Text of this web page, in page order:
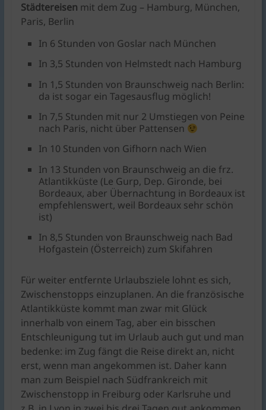
Städtereisen mit dem Zug – Hamburg, München,
Paris, Berlin
In 6 Stunden von Goslar nach München
In 3,5 Stunden von Helmstedt nach Hamburg
In 1,5 Stunden von Braunschweig nach Berlin:
da ist sogar ein Tagesausflug möglich!
In 7,5 Stunden mit nur 2 Umstiegen von Peine
nach Paris, nicht über Pattensen
In 10 Stunden von Gifhorn nach Wien
In 13 Stunden von Braunschweig an die frz.
Atlantikküste (Le Gurp, Dep. Gironde, bei
Bordeaux, aber Übernachtung in Bordeaux ist
empfehlenswert, weil Bordeaux sehr schön
ist)
In 8,5 Stunden von Braunschweig nach Bad
Hofgastein (Österreich) zum Skifahren
Für weiter entfernte Urlaubsziele lohnt es sich,
Zwischenstopps einzuplanen. An die französische
Atlantikküste kommt man zwar mit Glück
innerhalb von einem Tag, aber ein bisschen
Entschleunigung tut im Urlaub auch gut und man
bedenke: im Zug fängt die Reise direkt an, nicht
erst, wenn man angekommen ist. Daher kann
man zum Beispiel nach Südfrankreich mit
Zwischenstopp in Freiburg oder Karlsruhe und